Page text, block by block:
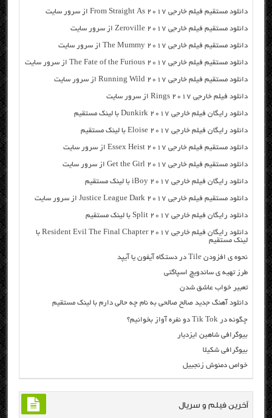
دانلود مستقیم فیلم خارجی From Straight As 2017 از سرور سایت
دانلود مستقیم فیلم خارجی Zeroville 2017 از سرور سایت
دانلود مستقیم فیلم خارجی The Mummy 2017 از سرور سایت
دانلود مستقیم فیلم خارجی The Fate of the Furious 2017 از سرور سایت
دانلود مستقیم فیلم خارجی Running Wild 2017 از سرور سایت
دانلود فیلم خارجی Rings 2017 از سرور سایت
دانلود رایگان فیلم خارجی Dunkirk 2017 با لینک مستقیم
دانلود رایگان فیلم خارجی Eloise 2017 با لینک مستقیم
دانلود مستقیم فیلم خارجی Essex Heist 2017 از سرور سایت
دانلود مستقیم فیلم خارجی Get the Girl 2017 از سرور سایت
دانلود رایگان فیلم خارجی iBoy 2017 با لینک مستقیم
دانلود مستقیم فیلم خارجی Justice League Dark 2017 از سرور سایت
دانلود رایگان فیلم خارجی Split 2017 با لینک مستقیم
دانلود رایگان فیلم خارجی Resident Evil The Final Chapter 2017 با
لینک مستقیم
نحوه ی افزودن Tile در دستگاه آیفون یا آیپد
طرز تهیه ی ساندویچ اسپاگتی
تعبیر خواب عاشق شدن
دانلود آهنگ جدید صالح صالحی به نام چه حالی دارم با لینک مستقیم
چگونه در Tik Tok دو نفره آواز بخوانیم؟
بیوگرافی شاهین ایزدیار
بیوگرافی شکیلا
خواص دمنوش زنجبیل
آخرین فیلم و سریال